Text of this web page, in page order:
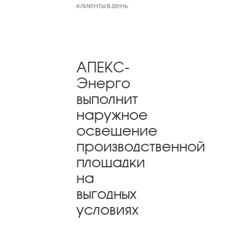
клиенты в день
АПЕКС-
Энерго
выполнит
наружное
освещение
производственной
площадки
на
выгодных
условиях